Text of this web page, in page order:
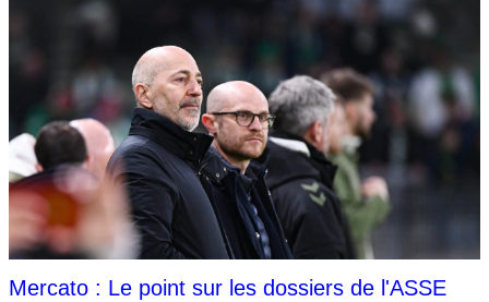
Mercato : Le point sur les dossiers de l'ASSE